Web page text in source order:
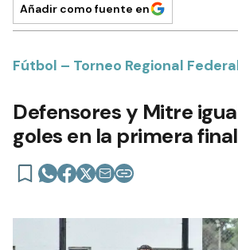
Añadir como fuente en
Fútbol – Torneo Regional
Defensores y Mitre
goles en la primera final